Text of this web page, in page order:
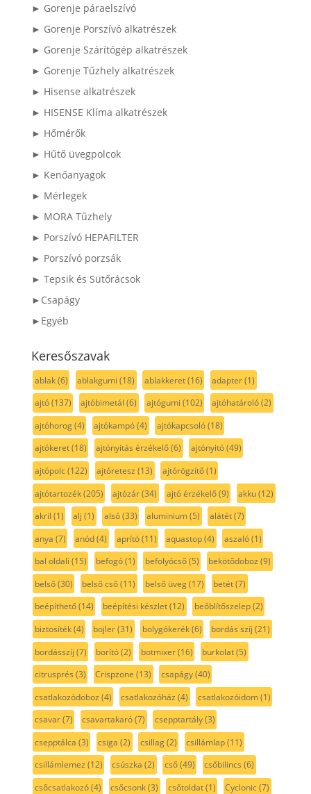
► Gorenje páraelszívó
► Gorenje Porszívó alkatrészek
► Gorenje Szárítógép alkatrészek
► Gorenje Tűzhely alkatrészek
► Hisense alkatrészek
► HISENSE Klíma alkatrészek
► Hőmérők
► Hűtő üvegpolcok
► Kenőanyagok
► Mérlegek
► MORA Tűzhely
► Porszívó HEPAFILTER
► Porszívó porzsák
► Tepsik és Sütőrácsok
►Csapágy
►Egyéb
Keresőszavak
ablak(6) ablakgumi (18) ablakkeret(16) adapter(1)
ajtó(137) ajtóbimetál (6) ajtógumi (102) ajtóhatároló(2)
ajtóhorog(4) ajtókampó(4) ajtókapcsoló(18)
ajtókeret(18) ajtónyitás érzékelő(6) ajtónyitó(49)
ajtópolc(122) ajtóretesz (13) ajtórögzítő(1)
ajtótartozék(205) ajtózár(34) ajtó érzékelő(9) akku(12)
akril (1) alj (1) alsó(33) aluminium(5) alátét(7)
anya (7) anód(4) aprító(11) aquastop(4) aszaló(1)
bal oldali (15) befogó(1) befolyócső(5) bekötődoboz (9)
belső(30) belső cső(11) belső üveg(17) betét(7)
beépíthető(14) beépítési készlet(12) beőblítőszelep(2)
biztosíték(4) bojler(31) bolygókerék(6) bordás szíj (21)
bordásszíj (7) borító(2) botmixer(16) burkolat(5)
citrusprés (3) Crispzone (13) csapágy(40)
csatlakozódoboz (4) csatlakozóház (4) csatlakozóidom(1)
csavar(7) csavartakaró(7) csepptartály(3)
csepptálca (3) csiga (2) csillag(2) csillámlap(11)
csillámlemez (12) csúszka (2) cső(49) csőbilincs (6)
csőcsatlakozó(4) csőcsonk(3) csőtoldat(1) Cyclonic(7)